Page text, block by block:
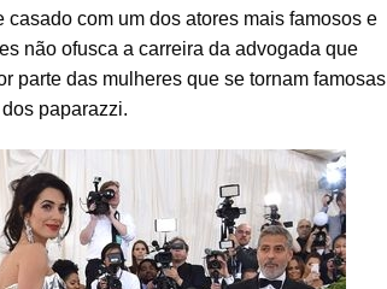
com um dos atores mais famosos e
não ofusca a carreira da advogada que
parte das mulheres que se tornam famosas
paparazzi.